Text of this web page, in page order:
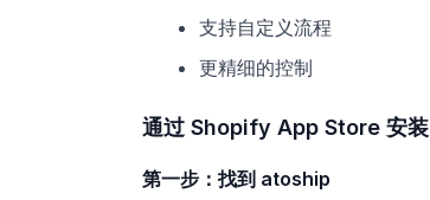
支持自定义流程
更精细的控制
通过 Shopify App Store 安装
第一步：找到 atoship